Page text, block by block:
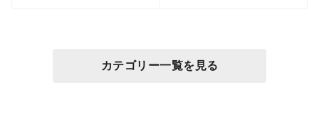
カテゴリー一覧を見る